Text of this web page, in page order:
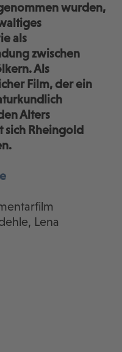
wurden,
als
zwischen
Als
Film, der ein
Alters
sich Rheingold
Lena